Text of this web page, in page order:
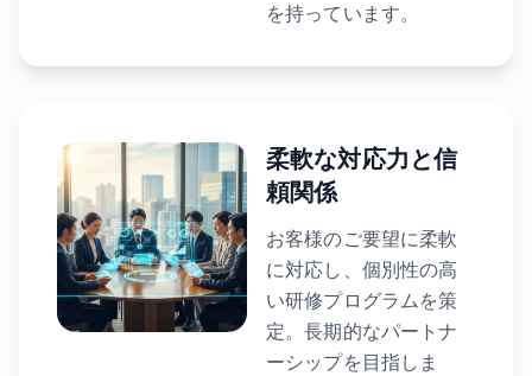
を持っています。
柔軟な対応力と信
頼関係
お客様のご要望に柔軟
に対応し、個別性の高
い研修プログラムを策
定。長期的なパートナ
ーシップを目指しま